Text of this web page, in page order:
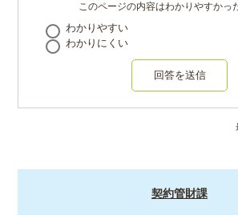
このページの内容はわかりやすかっ
わかりやすい
わかりにくい
回答を送信
契約管財課